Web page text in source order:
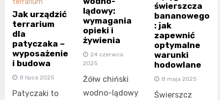
terrarium
Jak urządzić
terrarium
dla
patyczaka –
wyposażenie
i budowa
8 lipca 2025
Patyczaki to
lądowy:
wymagania
opieki i
żywienia
24 czerwca
2025
Żółw chiński
wodno-lądowy
świerszcza
bananowego
: jak
zapewnić
optymalne
warunki
hodowlane
8 maja 2025
Świerszcz